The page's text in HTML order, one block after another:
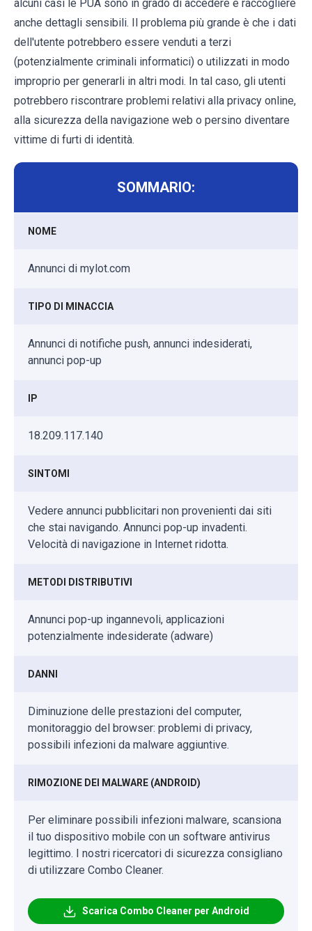
alcuni casi le PUA sono in grado di accedere e raccogliere
anche dettagli sensibili. Il problema più grande è che i dati
dell'utente potrebbero essere venduti a terzi
(potenzialmente criminali informatici) o utilizzati in modo
improprio per generarli in altri modi. In tal caso, gli utenti
potrebbero riscontrare problemi relativi alla privacy online,
alla sicurezza della navigazione web o persino diventare
vittime di furti di identità.
SOMMARIO:
NOME
Annunci di mylot.com
TIPO DI MINACCIA
Annunci di notifiche push, annunci indesiderati,
annunci pop-up
IP
18.209.117.140
SINTOMI
Vedere annunci pubblicitari non provenienti dai siti
che stai navigando. Annunci pop-up invadenti.
Velocità di navigazione in Internet ridotta.
METODI DISTRIBUTIVI
Annunci pop-up ingannevoli, applicazioni
potenzialmente indesiderate (adware)
DANNI
Diminuzione delle prestazioni del computer,
monitoraggio del browser: problemi di privacy,
possibili infezioni da malware aggiuntive.
RIMOZIONE DEI MALWARE (ANDROID)
Per eliminare possibili infezioni malware, scansiona
il tuo dispositivo mobile con un software antivirus
legittimo. I nostri ricercatori di sicurezza consigliano
di utilizzare Combo Cleaner.
Scarica Combo Cleaner per Android